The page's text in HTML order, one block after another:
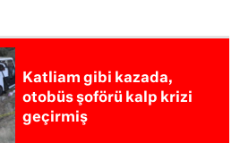
Katliam gibi kazada,
otobüs şoförü kalp krizi
geçirmiş